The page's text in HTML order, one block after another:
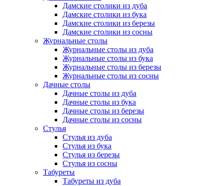
Дамские столики из дуба
Дамские столики из бука
Дамские столики из березы
Дамские столики из сосны
Журнальные столы
Журнальные столы из дуба
Журнальные столы из бука
Журнальные столы из березы
Журнальные столы из сосны
Дачные столы
Дачные столы из дуба
Дачные столы из бука
Дачные столы из березы
Дачные столы из сосны
Стулья
Стулья из дуба
Стулья из бука
Стулья из березы
Стулья из сосны
Табуреты
Табуреты из дуба